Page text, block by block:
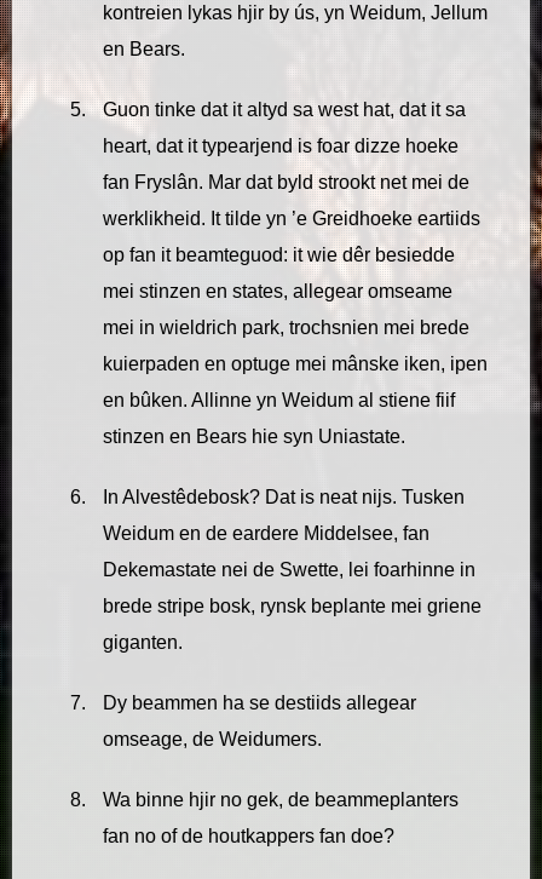
kontreien lykas hjir by ús, yn Weidum, Jellum
en Bears.
Guon tinke dat it altyd sa west hat, dat it sa
heart, dat it typearjend is foar dizze hoeke
fan Fryslân. Mar dat byld strookt net mei de
werklikheid. It tilde yn ’e Greidhoeke eartiids
op fan it beamteguod: it wie dêr besiedde
mei stinzen en states, allegear omseame
mei in wieldrich park, trochsnien mei brede
kuierpaden en optuge mei mânske iken, ipen
en bûken. Allinne yn Weidum al stiene fiif
stinzen en Bears hie syn Uniastate.
In Alvestêdebosk? Dat is neat nijs. Tusken
Weidum en de eardere Middelsee, fan
Dekemastate nei de Swette, lei foarhinne in
brede stripe bosk, rynsk beplante mei griene
giganten.
Dy beammen ha se destiids allegear
omseage, de Weidumers.
Wa binne hjir no gek, de beammeplanters
fan no of de houtkappers fan doe?